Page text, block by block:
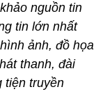
nguồn tin
tin lớn nhất
ảnh, đồ họa
thanh, đài
tiện truyền